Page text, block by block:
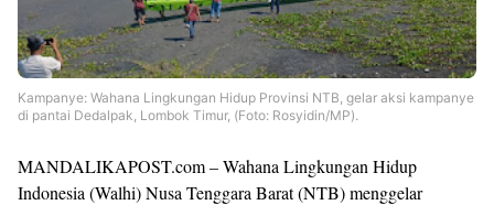
Kampanye: Wahana Lingkungan Hidup Provinsi NTB, gelar aksi kampanye
di pantai Dedalpak, Lombok Timur, (Foto: Rosyidin/MP).
MANDALIKAPOST.com – Wahana Lingkungan Hidup
Indonesia (Walhi) Nusa Tenggara Barat (NTB) menggelar